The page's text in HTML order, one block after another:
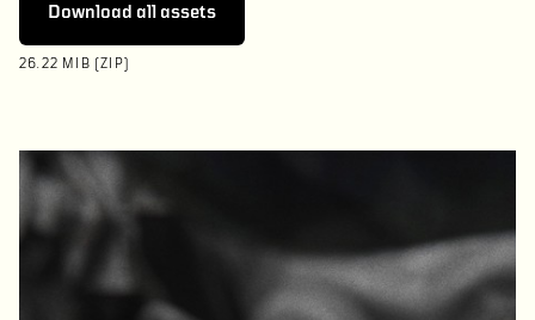
Download all assets
26.22 MIB (ZIP)